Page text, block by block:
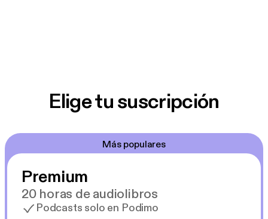
Elige tu suscripción
Más populares
Premium
20 horas de audiolibros
Podcasts solo en Podimo